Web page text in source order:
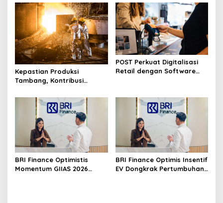
Kepastian Produksi
Tambang, Kontribusi
Guna Perkuat Kedaulatan
POST Perkuat Digitalisasi
Retail dengan Software
BRI Finance Optimistis
Momentum GIIAS 2026
BRI Finance Optimis Insentif
EV Dongkrak Pertumbuhan